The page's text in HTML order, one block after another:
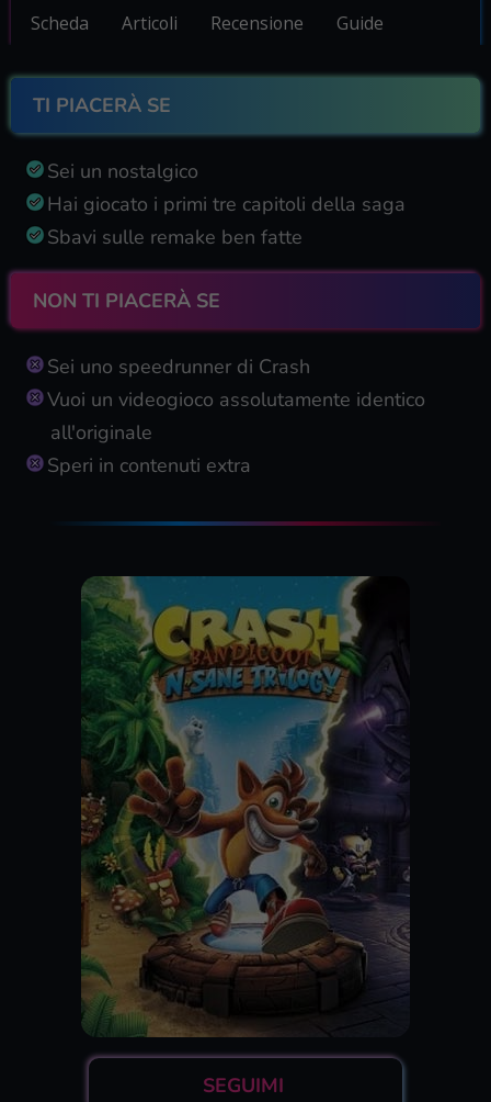
Scheda Articoli Recensione Guide
TI PIACERÀ SE
Sei un nostalgico
Hai giocato i primi tre capitoli della saga
Sbavi sulle remake ben fatte
NON TI PIACERÀ SE
Sei uno speedrunner di Crash
Vuoi un videogioco assolutamente identico
all'originale
Speri in contenuti extra
SEGUIMI